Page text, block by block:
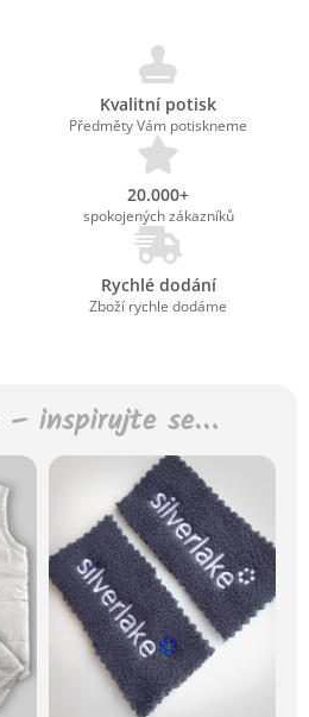
Kvalitní potisk
Předměty Vám potiskneme
20.000+
spokojených zákazníků
Rychlé dodání
Zboží rychle dodáme
– inspirujte se…